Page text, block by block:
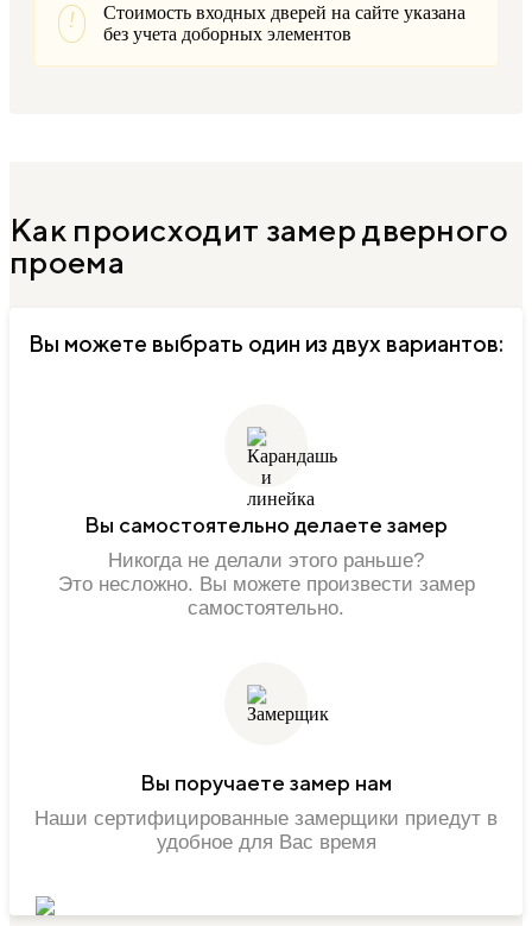
!
Стоимость входных дверей на сайте указана
без учета доборных элементов
Как происходит замер дверного
проема
Вы можете выбрать один из двух вариантов:
Вы самостоятельно делаете замер
Никогда не делали этого раньше?
Это несложно. Вы можете произвести замер
самостоятельно.
Вы поручаете замер нам
Наши сертифицированные замерщики приедут в
удобное для Вас время